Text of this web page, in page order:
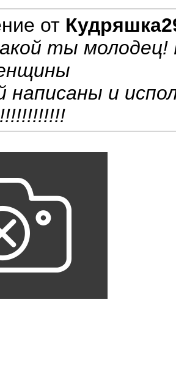
от
ты молодец!
написаны и